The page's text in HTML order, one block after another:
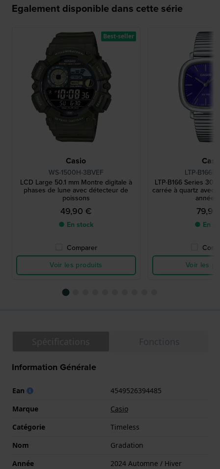
Egalement disponible dans cette série
Casio
WS-1500H-3BVEF
LCD Large 50.1 mm Montre digitale à
phases de lune avec détecteur de
poissons
49,90 €
● En stock
Comparer
Voir les produits
Best-seller
LTP-
LTP-B166 Series 30
carrée à quartz avec
● En
Voir les
Information Générale
Ean
4549526394485
Marque
Casio
Catégorie
Timeless
Nom
Gradation
Année
2024 Automne / Hiver